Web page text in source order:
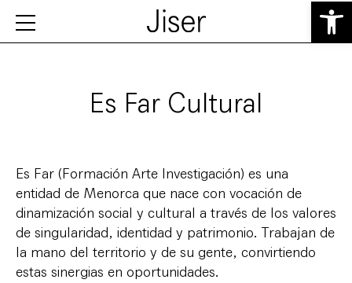
Abrir
Es Far Cultural
Es Far (Formación Arte Investigación) es una
entidad de Menorca que nace con vocación de
dinamización social y cultural a través de los valores
de singularidad, identidad y patrimonio. Trabajan de
la mano del territorio y de su gente, convirtiendo
estas sinergias en oportunidades.